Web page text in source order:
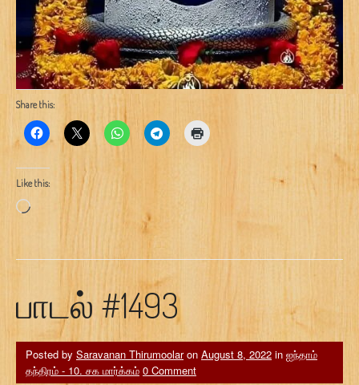
Share this:
Like this:
Loading…
பாடல் #1493
Posted by Saravanan Thirumoolaron August 8, 2022 in ஐந்தாம்
தந்திரம் - 10. சக மார்க்கம் 0 Comment